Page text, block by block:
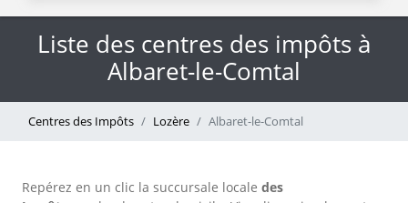
Liste des centres des impôts à
Albaret-le-Comtal
Centres des Impôts Lozère Albaret-le-Comtal
Repérez en un clic la succursale locale des